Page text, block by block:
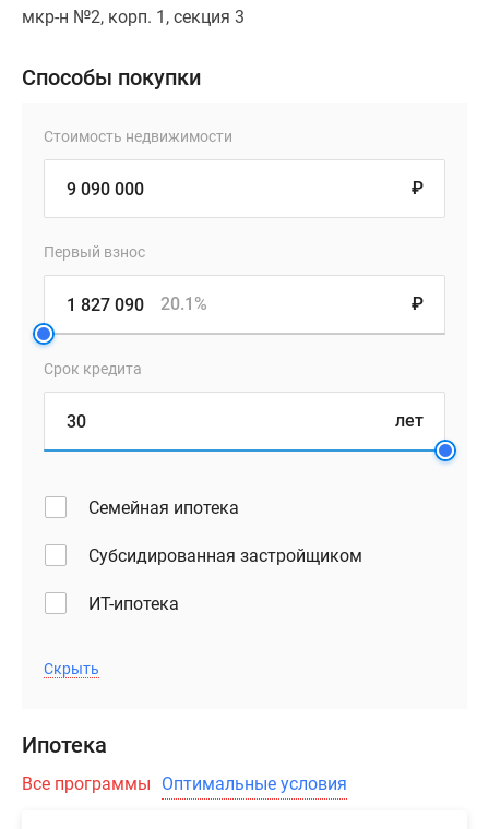
мкр-н №2, корп. 1, секция 3
Способы покупки
Стоимость недвижимости
₽
Первый взнос
₽
20.1%
Срок кредита
лет
Семейная ипотека
Субсидированная застройщиком
ИТ-ипотека
Скрыть
Ипотека
Все программы Оптимальные условия